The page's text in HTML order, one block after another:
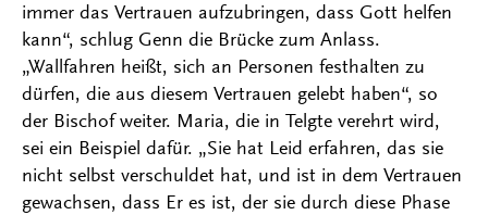
immer das Vertrauen aufzubringen, dass Gott helfen
kann“, schlug Genn die Brücke zum Anlass.
„Wallfahren heißt, sich an Personen festhalten zu
dürfen, die aus diesem Vertrauen gelebt haben“, so
der Bischof weiter. Maria, die in Telgte verehrt wird,
sei ein Beispiel dafür. „Sie hat Leid erfahren, das sie
nicht selbst verschuldet hat, und ist in dem Vertrauen
gewachsen, dass Er es ist, der sie durch diese Phase